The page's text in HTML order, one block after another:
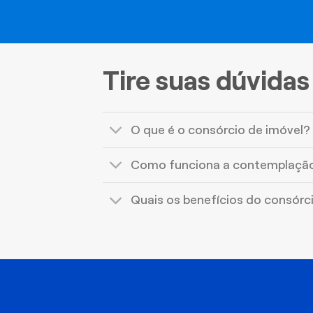
Tire suas dúvidas
O que é o consórcio de imóvel?
Como funciona a
Quais os benefícios do